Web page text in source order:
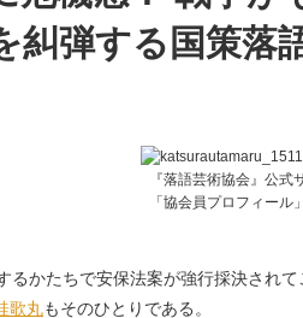
糾弾する国策落
『落語芸術協会』公式
「協会員プロフィール
るかたちで安保法案が強行採決され
歌丸もそのひとりである。